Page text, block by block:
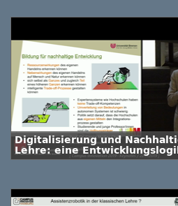
Digitalisierung und
Lehre: eine